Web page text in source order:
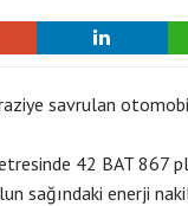
savrulan
42 BAT 867
sağındaki enerji